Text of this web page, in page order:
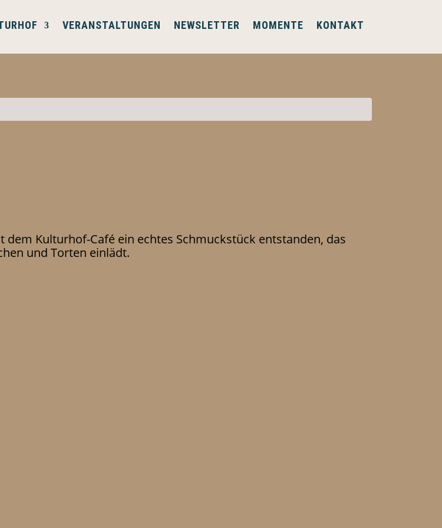
VERANSTALTUNGEN NEWSLETTER MOMENTE KONTAKT
Kulturhof-Café ein echtes Schmuckstück entstanden, das
und Torten einlädt.